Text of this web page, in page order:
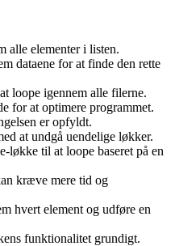
alle elementer i listen.
dataene for at finde den rette
loope igennem alle filerne.
for at optimere programmet.
er opfyldt.
at undgå uendelige løkker.
løkke til at loope baseret på en
kræve mere tid og
hvert element og udføre en
funktionalitet grundigt.